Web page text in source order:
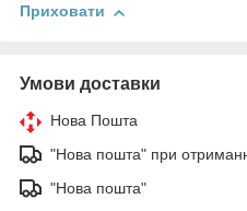
Приховати
Умови доставки
Нова Пошта
"Нова пошта" при
"Нова пошта"